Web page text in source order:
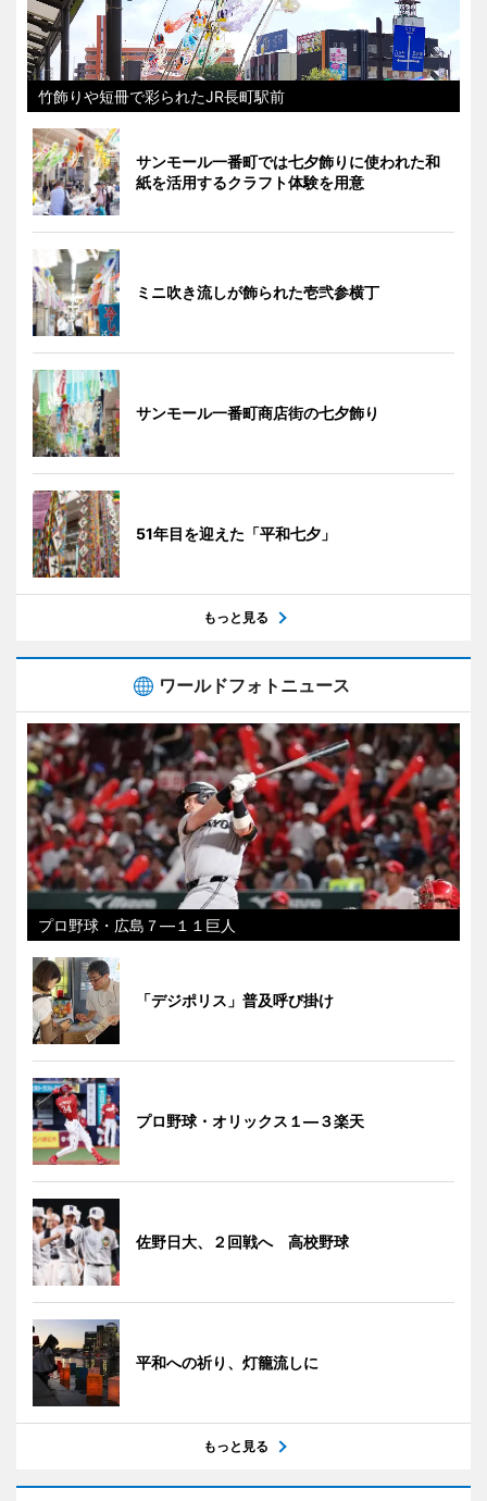
竹飾りや短冊で彩られたJR長町駅前
サンモール一番町では七夕飾りに使われた和
紙を活用するクラフト体験を用意
ミニ吹き流しが飾られた壱弐参横丁
サンモール一番町商店街の七夕飾り
51年目を迎えた「平和七夕」
もっと見る
ワールドフォトニュース
プロ野球・広島７―１１巨人
「デジポリス」普及呼び掛け
プロ野球・オリックス１―３楽天
佐野日大、２回戦へ 高校野球
平和への祈り、灯籠流しに
もっと見る